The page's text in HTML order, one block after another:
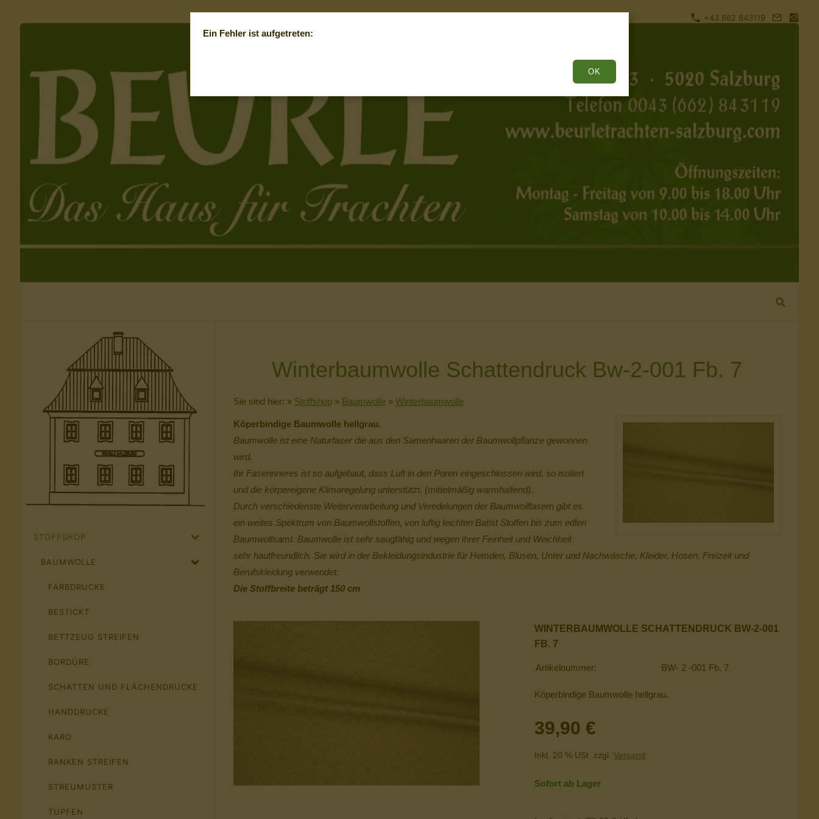
+43 662 843119
STOFFSHOP
BAUMWOLLE
FARBDRUCKE
BESTICKT
BETTZEUG STREIFEN
BORDÜRE
SCHATTEN UND FLÄCHENDRUCKE
HANDDRUCKE
KARO
RANKEN STREIFEN
STREUMUSTER
TUPFEN
Winterbaumwolle Schattendruck Bw-2-001 Fb. 7
Sie sind hier: » Stoffshop» Baumwolle» Winterbaumwolle
Köperbindige Baumwolle hellgrau.
Baumwolle ist eine Naturfaser die aus den Samenhaaren der Baumwollpflanze gewonnen
wird.
Ihr Faserinneres ist so aufgebaut, dass Luft in den Poren eingeschlossen wird, so isoliert
und die körpereigene Klimaregelung unterstützt. (mittelmäßig warmhaltend).
Durch verschiedenste Weiterverarbeitung und Veredelungen der Baumwollfasern gibt es
ein weites Spektrum von Baumwollstoffen, von luftig leichten Batist Stoffen bis zum edlen
Baumwollsamt. Baumwolle ist sehr saugfähig und wegen ihrer Feinheit und Weichheit
sehr hautfreundlich. Sie wird in der Bekleidungsindustrie für Hemden, Blusen, Unter und Nachwäsche, Kleider, Hosen, Freizeit und
Berufskleidung verwendet.
Die Stoffbreite beträgt 150 cm
WINTERBAUMWOLLE SCHATTENDRUCK BW-2-001
FB. 7
Artikelnummer: BW- 2 -001 Fb. 7
Köperbindige Baumwolle hellgrau.
39,90 €
Inkl. 20 % USt. zzgl. Versand
Sofort ab Lager
Ein Fehler ist aufgetreten:
OK